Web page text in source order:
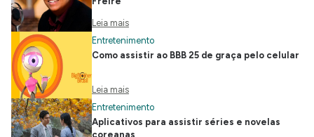
Leia mais
Entretenimento
Como assistir ao BBB 25 de graça pelo celular
Leia mais
Entretenimento
Aplicativos para assistir séries e novelas
coreanas